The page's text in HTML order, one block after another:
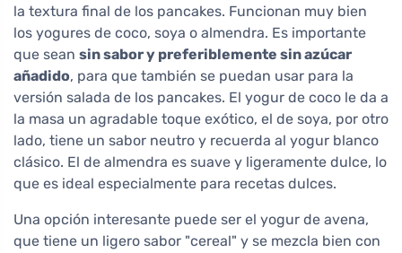
la textura final de los pancakes. Funcionan muy bien
los yogures de coco, soya o almendra. Es importante
que sean sin sabor y preferiblemente sin azúcar
añadido, para que también se puedan usar para la
versión salada de los pancakes. El yogur de coco le da a
la masa un agradable toque exótico, el de soya, por otro
lado, tiene un sabor neutro y recuerda al yogur blanco
clásico. El de almendra es suave y ligeramente dulce, lo
que es ideal especialmente para recetas dulces.
Una opción interesante puede ser el yogur de avena,
que tiene un ligero sabor "cereal" y se mezcla bien con